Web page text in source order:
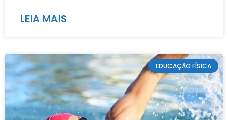
LEIA MAIS
EDUCAÇÃO FÍSICA